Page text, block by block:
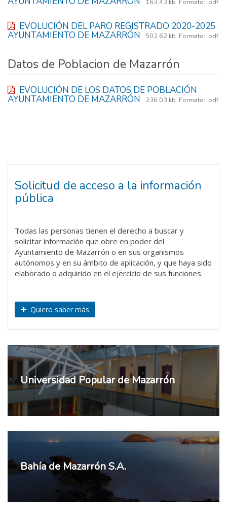
EVOLUCIÓN DEL PARO REGISTRADO 2020-2025
AYUNTAMIENTO DE MAZARRÓN 502.62 kb Formato: pdf
Datos de Poblacion de Mazarrón
EVOLUCIÓN DE LOS DATOS DE POBLACIÓN
AYUNTAMIENTO DE MAZARRÓN 236.03 kb Formato: pdf
Solicitud de acceso a la información
pública
Todas las personas tienen el derecho a buscar y
solicitar información que obre en poder del
Ayuntamiento de Mazarrón o en sus organismos
autónomos y en su ámbito de aplicación, y que haya sido
elaborado o adquirido en el ejercicio de sus funciones.
Quiero saber más
Universidad Popular de Mazarrón
Bahía de Mazarrón S.A.